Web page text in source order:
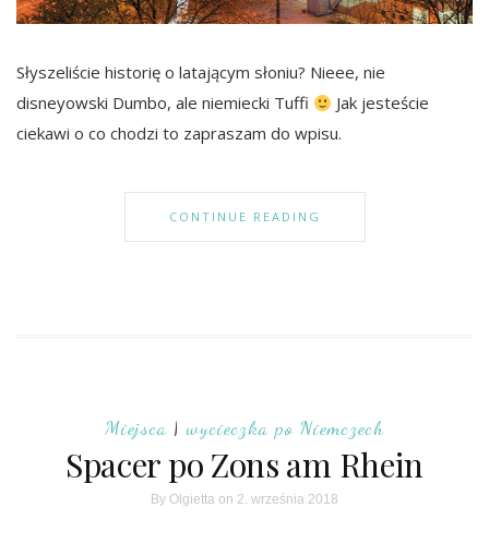
Słyszeliście historię o latającym słoniu? Nieee, nie
disneyowski Dumbo, ale niemiecki Tuffi
Jak jesteście
ciekawi o co chodzi to zapraszam do wpisu.
CONTINUE READING
Miejsca | wycieczka po Niemczech
Spacer po Zons am Rhein
By Olgietta on 2. września 2018